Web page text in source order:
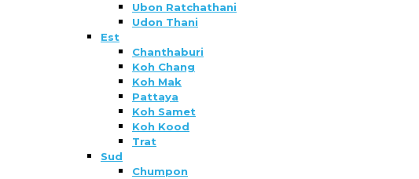
Ubon Ratchathani
Udon Thani
Est
Chanthaburi
Koh Chang
Koh Mak
Pattaya
Koh Samet
Koh Kood
Trat
Sud
Chumpon